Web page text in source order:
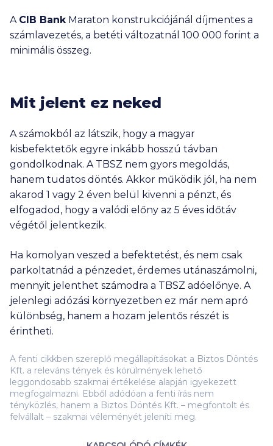
A CIB BankMaraton konstrukciójánál díjmentes a
számlavezetés, a betéti változatnál 100 000 forint a
minimális összeg.
Mit jelent ez neked
A számokból az látszik, hogy a magyar
kisbefektetők egyre inkább hosszú távban
gondolkodnak. A TBSZ nem gyors megoldás,
hanem tudatos döntés. Akkor működik jól, ha nem
akarod 1 vagy 2 éven belül kivenni a pénzt, és
elfogadod, hogy a valódi előny az 5 éves időtáv
végétől jelentkezik.
Ha komolyan veszed a befektetést, és nem csak
parkoltatnád a pénzedet, érdemes utánaszámolni,
mennyit jelenthet számodra a TBSZ adóelőnye. A
jelenlegi adózási környezetben ez már nem apró
különbség, hanem a hozam jelentős részét is
érintheti.
A fenti cikkben szereplő megállapításokat a Biztos Döntés
Kft. a releváns tények és körülmények lehető
leggondosabb szakmai értékelése alapján igyekezett
megfogalmazni. Ebből adódóan a fenti írás nem
tényközlés, hanem a Biztos Döntés Kft. – megfontolt és
felvállalt – szakmai véleményét jeleníti meg.